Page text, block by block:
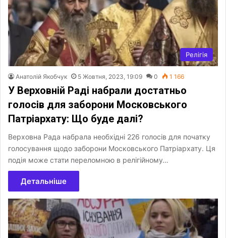
Релігія
Анатолій Якобчук 5 Жовтня, 2023, 19:09 0 1 166
У Верховній Раді набрали достатньо
голосів для заборони Московського
Патріархату: Що буде далі?
Верховна Рада набрала необхідні 226 голосів для початку
голосування щодо заборони Московського Патріархату. Ця
подія може стати переломною в релігійному…
Детальніше